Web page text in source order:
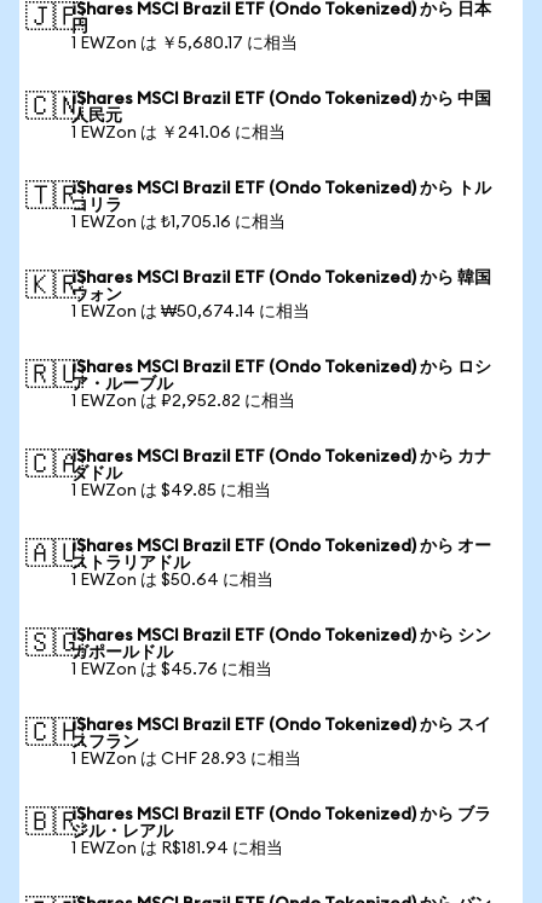
🇯🇵iShares MSCI Brazil ETF (Ondo Tokenized) から 日本
円
1 EWZon は ￥5,680.17 に相当
🇨🇳iShares MSCI Brazil ETF (Ondo Tokenized) から 中国
人民元
1 EWZon は ￥241.06 に相当
🇹🇷iShares MSCI Brazil ETF (Ondo Tokenized) から トル
コリラ
1 EWZon は ₺1,705.16 に相当
🇰🇷iShares MSCI Brazil ETF (Ondo Tokenized) から 韓国
ウォン
1 EWZon は ₩50,674.14 に相当
🇷🇺iShares MSCI Brazil ETF (Ondo Tokenized) から ロシ
ア・ルーブル
1 EWZon は ₽2,952.82 に相当
🇨🇦iShares MSCI Brazil ETF (Ondo Tokenized) から カナ
ダドル
1 EWZon は $49.85 に相当
🇦🇺iShares MSCI Brazil ETF (Ondo Tokenized) から オー
ストラリアドル
1 EWZon は $50.64 に相当
🇸🇬iShares MSCI Brazil ETF (Ondo Tokenized) から シン
ガポールドル
1 EWZon は $45.76 に相当
🇨🇭iShares MSCI Brazil ETF (Ondo Tokenized) から スイ
スフラン
1 EWZon は CHF 28.93 に相当
🇧🇷iShares MSCI Brazil ETF (Ondo Tokenized) から ブラ
ジル・レアル
1 EWZon は R$181.94 に相当